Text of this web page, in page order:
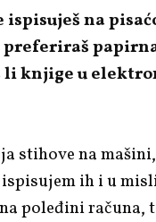
ispisuješ na
preferiraš
li knjige u
stihove na
ih i u
poleđini računa,